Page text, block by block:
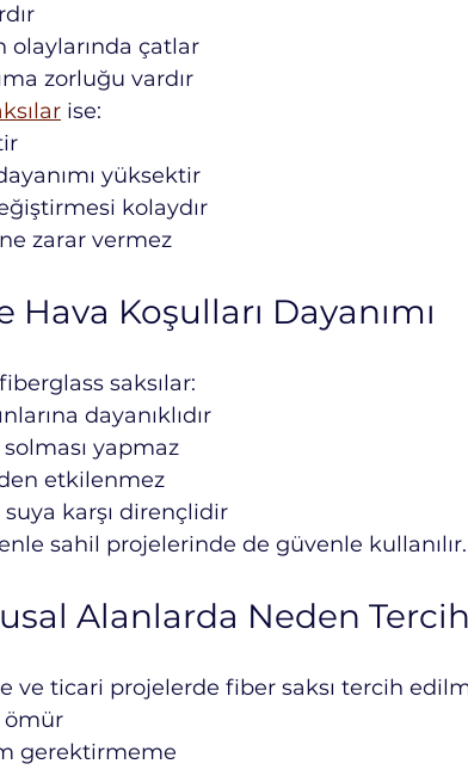
olaylarında çatlar
zorluğu vardır
ise:
yüksektir
kolaydır
zarar vermez
Hava Koşulları Dayanımı
saksılar:
dayanıklıdır
yapmaz
etkilenmez
karşı dirençlidir
sahil projelerinde de güvenle kullanılır.
Alanlarda Neden
ve ticari projelerde fiber saksı tercih
ömür
gerektirmeme